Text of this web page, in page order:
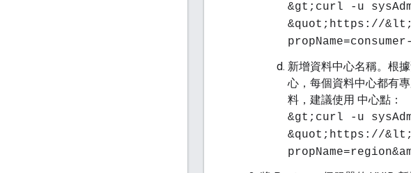
&gt;curl -u
&quot;https://
新增資料中心名稱。根
心，每個資料中心都有
料，建議使用 中心點：
&gt;curl -u
&quot;https://